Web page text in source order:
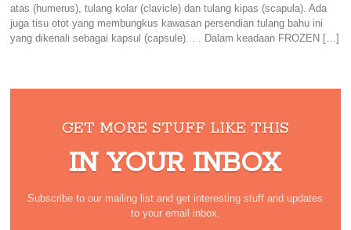
atas (humerus), tulang kolar (clavicle) dan tulang kipas (scapula). Ada
juga tisu otot yang membungkus kawasan persendian tulang bahu ini
yang dikenali sebagai kapsul (capsule). . . Dalam keadaan FROZEN […]
GET MORE STUFF LIKE THIS
IN YOUR INBOX
Subscribe to our mailing list and get interesting stuff and updates
to your email inbox.